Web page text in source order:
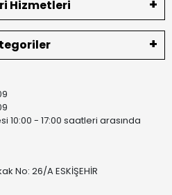
Hizmetleri
10:00 - 17:00 saatleri arasında
No: 26/A ESKİŞEHİR